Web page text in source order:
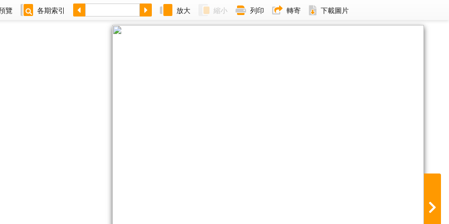
覽 各期索引 放大 縮小 列印 轉寄 下載圖片